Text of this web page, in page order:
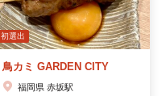
初選出
鳥カミ GARDEN CITY
福岡県 赤坂駅